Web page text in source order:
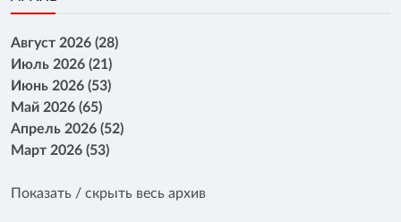
Август 2026 (28)
Июль 2026 (21)
Июнь 2026 (53)
Май 2026 (65)
Апрель 2026 (52)
Март 2026 (53)
Показать / скрыть весь архив